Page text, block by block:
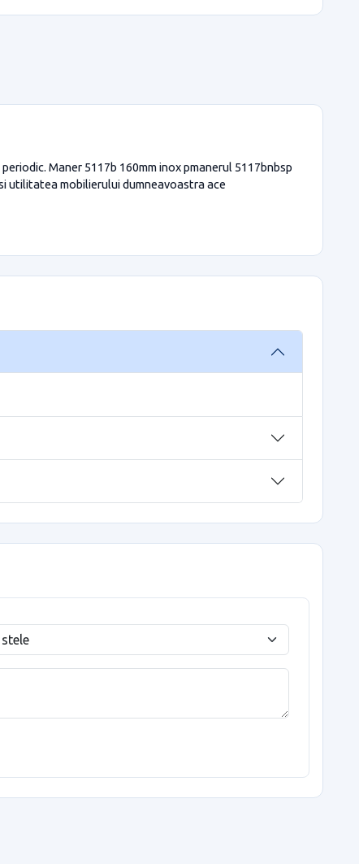
Maner 5117b 160mm inox pmanerul 5117bnbsp
utilitatea mobilierului dumneavoastra ace